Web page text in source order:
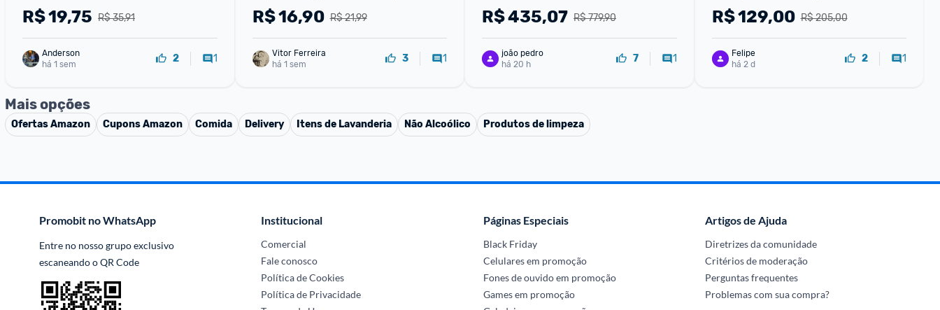
R$ 35,91
R$19,75
Anderson
há 1 sem
2 1
R$ 21,99
R$16,90
Vitor Ferreira
há 1 sem
3 1
R$ 779,90
R$435,07
joão pedro
há 20 h
7 1
R$ 205,00
R$129,00
Felipe
há 2 d
2 1
Mais opções
OfertasAmazon CuponsAmazon Comida Delivery Itens de Lavanderia Não Alcoólico Produtos de limpeza
Promobit no WhatsApp
Entre no nosso grupo exclusivo
escaneando o QR Code
Institucional
Comercial
Fale conosco
Política de Cookies
Política de Privacidade
Páginas Especiais
Black Friday
Celulares em promoção
Fones de ouvido em promoção
Games em promoção
Artigos de Ajuda
Diretrizes da comunidade
Critérios de moderação
Perguntas frequentes
Problemas com sua compra?